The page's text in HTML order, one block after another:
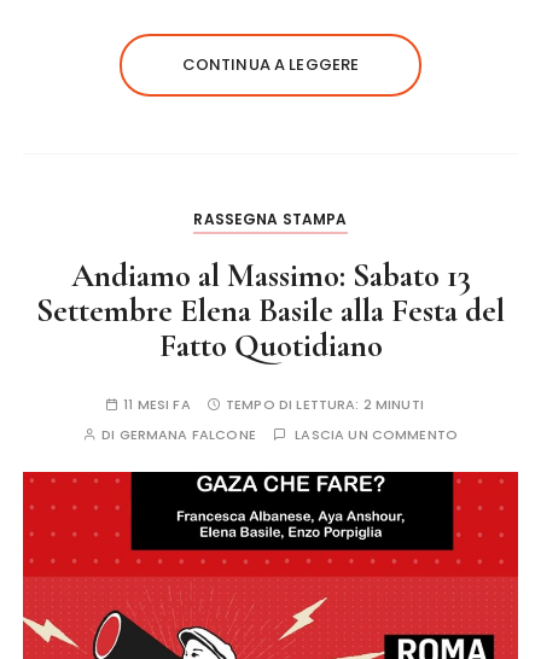
CONTINUA A LEGGERE
RASSEGNA STAMPA
Andiamo al Massimo: Sabato 13
Settembre Elena Basile alla Festa del
Fatto Quotidiano
11 MESI FA TEMPO DI LETTURA: 2 MINUTI
DI GERMANA FALCONE LASCIA UN COMMENTO